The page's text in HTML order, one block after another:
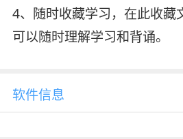
4、随时收藏学习，在此收藏
可以随时理解学习和背诵。
软件信息